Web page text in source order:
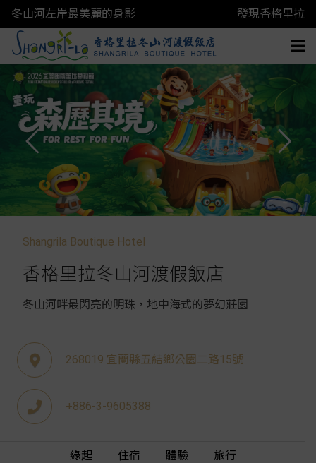
冬山河左岸最美麗的身影 發現香格里拉
Shangrila Boutique Hotel
香格里拉冬山河渡假飯店
冬山河畔最閃亮的明珠，地中海式的夢幻莊園
268019 宜蘭縣五結鄉公園二路15號
+886-3-9605388
緣起 住宿 體驗 旅行